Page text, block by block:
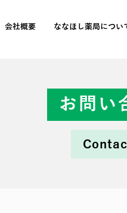
会社概要 ななほし薬局につい
お問い